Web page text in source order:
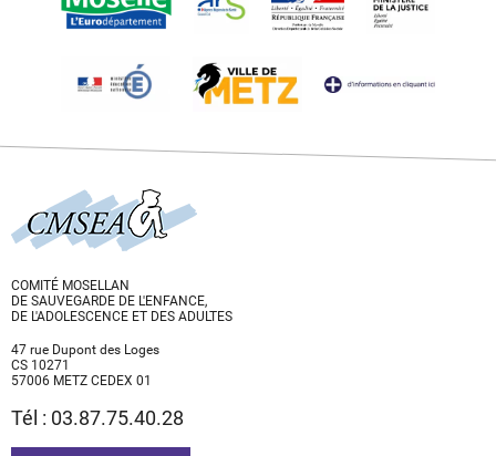
COMITÉ MOSELLAN
DE SAUVEGARDE DE L'ENFANCE,
DE L'ADOLESCENCE ET DES ADULTES
47 rue Dupont des Loges
CS 10271
57006 METZ CEDEX 01
Tél : 03.87.75.40.28